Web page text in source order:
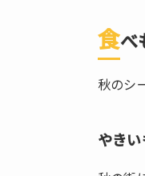
食べ
秋のシ
やきい